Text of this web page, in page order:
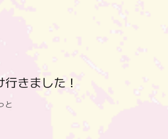
きました！
と